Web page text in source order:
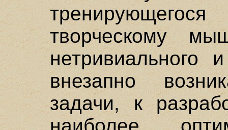
творческому
нетривиального
внезапно
задачи, к
наиболее